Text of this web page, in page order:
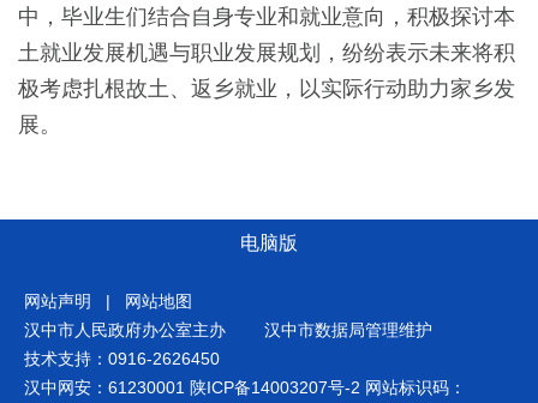
中，毕业生们结合自身专业和就业意向，积极探讨本
土就业发展机遇与职业发展规划，纷纷表示未来将积
极考虑扎根故土、返乡就业，以实际行动助力家乡发
展。
电脑版
网站声明 |
网站地图
汉中市人民政府办公室主办
汉中市数据局管理维护
技术支持：0916-2626450
汉中网安：61230001 陕ICP备14003207号-2 网站标识码：